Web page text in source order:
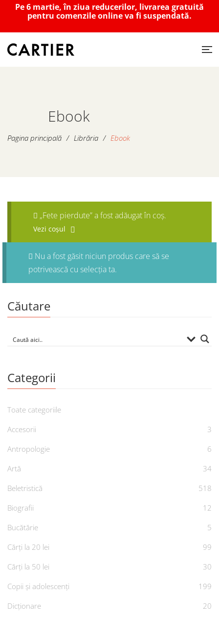
Pe 6 martie, în ziua reducerilor, livrarea gratuită
pentru comenzile online va fi suspendată.
Ebook
Pagina principală / Librăria / Ebook
„Fete pierdute” a fost adăugat în coș.
Vezi coșul
Nu a fost găsit niciun produs care să se
potrivească cu selecția ta.
Căutare
Categorii
Toate categoriile
Accesorii
3
Antropologie
6
Artă
34
Beletristică
518
Biografii
12
Bucătărie
5
Cărți la 20 lei
99
Cărți la 50 lei
30
Copii și adolescenți
199
Dicționare
20